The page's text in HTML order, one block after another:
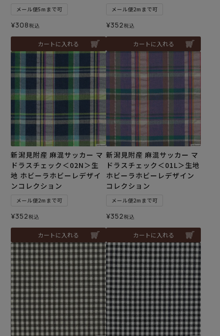
メール便5mまで可
¥308税込
カートに入れる
メール便2mまで可
¥352税込
カートに入れる
新潟見附産 麻混サッカー マ
ドラスチェック＜02N＞生
地 ホビーラホビーレデザイ
ンコレクション
メール便2mまで可
¥352税込
カートに入れる
新潟見附産 麻混サッカー マ
ドラスチェック＜01L＞生地
ホビーラホビーレデザイン
コレクション
メール便2mまで可
¥352税込
カートに入れる